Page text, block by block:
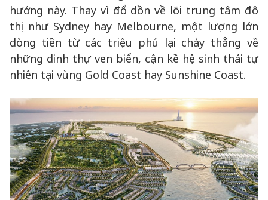
hướng này. Thay vì đổ dồn về lõi trung tâm đô
thị như Sydney hay Melbourne, một lượng lớn
dòng tiền từ các triệu phú lại chảy thẳng về
những dinh thự ven biển, cận kề hệ sinh thái tự
nhiên tại vùng Gold Coast hay Sunshine Coast.